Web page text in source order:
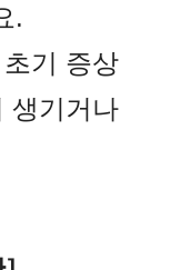
.
기 증상
생기거나